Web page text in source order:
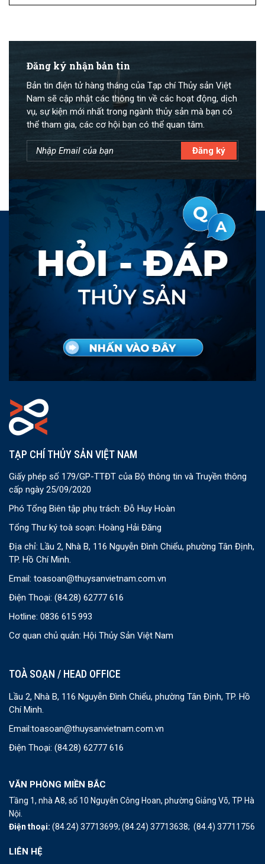
Đăng ký nhận bản tin
Bản tin điện tử hàng tháng của Tạp chí Thủy sản Việt
Nam sẽ cập nhật các thông tin về các hoạt động, dịch
vụ, sự kiện mới nhất trong ngành thủy sản mà bạn có
thể tham gia, các cơ hội bạn có thể quan tâm.
TẠP CHÍ THỦY SẢN VIỆT NAM
Giấy phép số 179/GP-TTĐT của Bộ thông tin và Truyền thông
cấp ngày 25/09/2020
Phó Tổng Biên tập phụ trách: Đỗ Huy Hoàn
Tổng Thư ký toà soạn: Hoàng Hải Đăng
Địa chỉ: Lầu 2, Nhà B, 116 Nguyễn Đình Chiểu, phường Tân Định,
TP. Hồ Chí Minh.
Email: toasoan@thuysanvietnam.com.vn
Điện Thoại: (84.28) 62777 616
Hotline: 0836 615 993
Cơ quan chủ quản: Hội Thủy Sản Việt Nam
TOÀ SOẠN / HEAD OFFICE
Lầu 2, Nhà B, 116 Nguyễn Đình Chiểu, phường Tân Định, TP. Hồ
Chí Minh.
Email:toasoan@thuysanvietnam.com.vn
Điện Thoại: (84.28) 62777 616
VĂN PHÒNG MIỀN BẮC
Tầng 1, nhà A8, số 10 Nguyễn Công Hoan, phường Giảng Võ, TP Hà
Nội.
Điện thoại: (84.24) 37713699; (84.24) 37713638; (84.4) 37711756
LIÊN HỆ